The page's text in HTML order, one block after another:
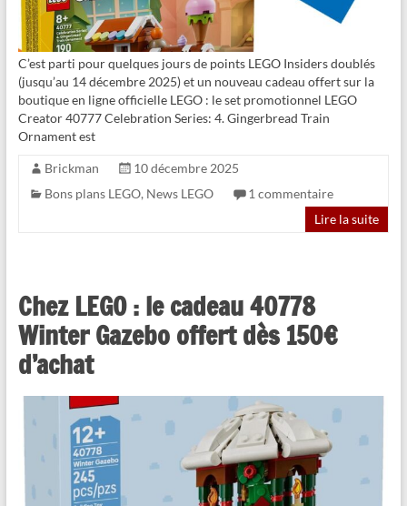
C’est parti pour quelques jours de points LEGO Insiders doublés
(jusqu’au 14 décembre 2025) et un nouveau cadeau offert sur la
boutique en ligne officielle LEGO : le set promotionnel LEGO
Creator 40777 Celebration Series: 4. Gingerbread Train
Ornament est
Brickman
10 décembre 2025
Bons plans LEGO, News LEGO
1 commentaire
Lire la suite
Chez LEGO : le cadeau 40778
Winter Gazebo offert dès 150€
d’achat